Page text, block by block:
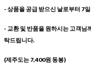
- 상품을 공급 받으신 날로부터 7
- 교환 및 반품을 원하시는 고객
탁드립니다.
(제주도는 7,400원 동봉)